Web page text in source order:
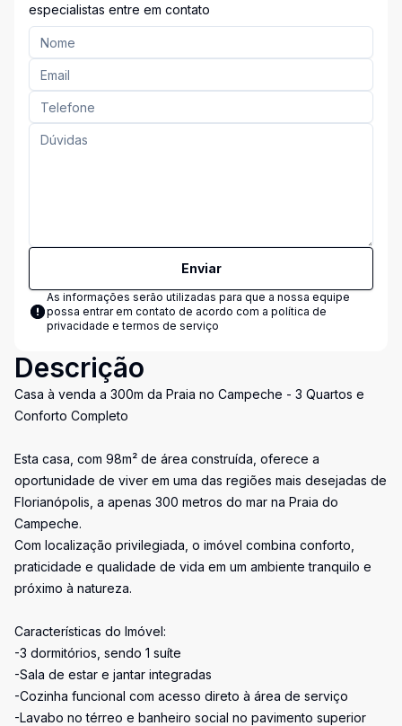
especialistas entre em contato
Enviar
As informações serão utilizadas para que a nossa equipe
possa entrar em contato de acordo com a política de
privacidade e termos de serviço
Descrição
Casa à venda a 300m da Praia no Campeche - 3 Quartos e
Conforto Completo
Esta casa, com 98m² de área construída, oferece a
oportunidade de viver em uma das regiões mais desejadas de
Florianópolis, a apenas 300 metros do mar na Praia do
Campeche.
Com localização privilegiada, o imóvel combina conforto,
praticidade e qualidade de vida em um ambiente tranquilo e
próximo à natureza.
Características do Imóvel:
-3 dormitórios, sendo 1 suíte
-Sala de estar e jantar integradas
-Cozinha funcional com acesso direto à área de serviço
-Lavabo no térreo e banheiro social no pavimento superior